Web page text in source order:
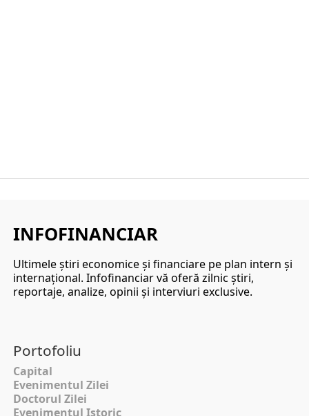
INFOFINANCIAR
Ultimele ştiri economice şi financiare pe plan intern şi
internaţional. Infofinanciar vă oferă zilnic ştiri,
reportaje, analize, opinii şi interviuri exclusive.
Portofoliu
Capital
Evenimentul Zilei
Doctorul Zilei
Evenimentul Istoric